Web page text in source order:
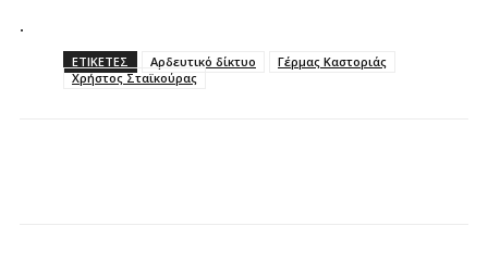
.
ΕΤΙΚΕΤΕΣ Αρδευτικό δίκτυο
Γέρμας Καστοριάς
Χρήστος Σταϊκούρας